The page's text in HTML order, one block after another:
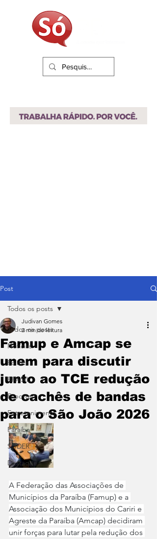
Post
Todos os posts
Notícias
Política
BRASIL
Esporte
Entretenimento
Paraíba
SLIDER
Destaque
Todos os posts
Famup e Amcap se
unem para discutir
junto ao TCE redução
de cachês de bandas
para o São João 2026
Judivan Gomes
2 min de leitura
A Federação das Associações de
Municípios da Paraíba (Famup) e a
Associação dos Municípios do Cariri e
Agreste da Paraíba (Amcap) decidiram
unir forças para lutar pela redução dos